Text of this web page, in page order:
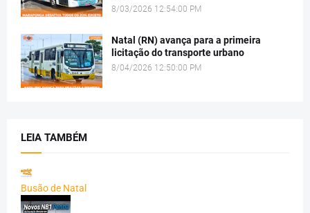
8/03/2026 12:54:00 PM
Natal (RN) avança para a primeira
licitação do transporte urbano
8/04/2026 12:50:00 PM
LEIA TAMBÉM
Busão de Natal